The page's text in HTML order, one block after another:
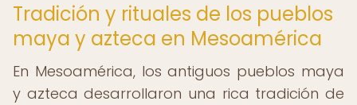
Tradición y rituales de los pueblos
maya y azteca en Mesoamérica
En Mesoamérica, los antiguos pueblos maya
y azteca desarrollaron una rica tradición de